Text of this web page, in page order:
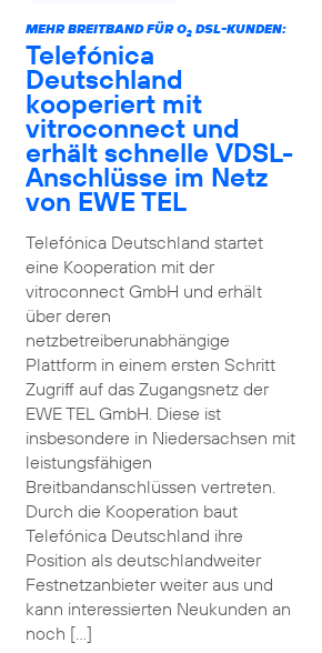
MEHR BREITBAND FÜR O2DSL-KUNDEN:
Telefónica
Deutschland
kooperiert mit
vitroconnect und
erhält schnelle VDSL-
Anschlüsse im Netz
von EWE TEL
Telefónica Deutschland startet
eine Kooperation mit der
vitroconnect GmbH und erhält
über deren
netzbetreiberunabhängige
Plattform in einem ersten Schritt
Zugriff auf das Zugangsnetz der
EWE TEL GmbH. Diese ist
insbesondere in Niedersachsen mit
leistungsfähigen
Breitbandanschlüssen vertreten.
Durch die Kooperation baut
Telefónica Deutschland ihre
Position als deutschlandweiter
Festnetzanbieter weiter aus und
kann interessierten Neukunden an
noch […]